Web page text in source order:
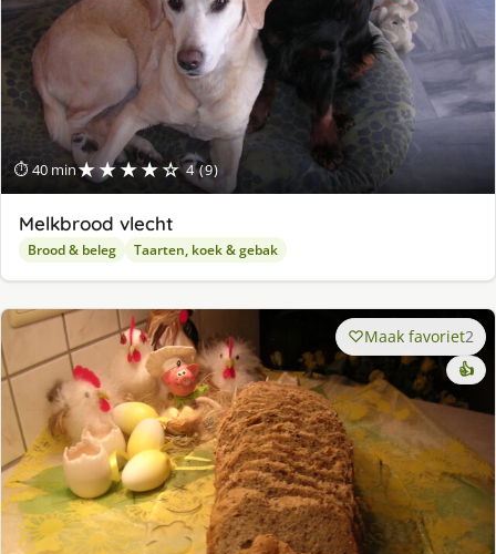
⏱ 40 min★★★★☆ 4 (9)
Melkbrood vlecht
Brood & beleg Taarten, koek & gebak
Maak favoriet2
👍